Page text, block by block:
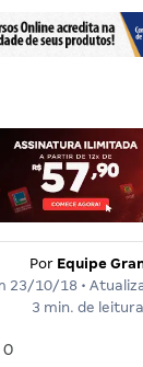
Por Equipe
23/10/18 •
3 min. de leitura
0